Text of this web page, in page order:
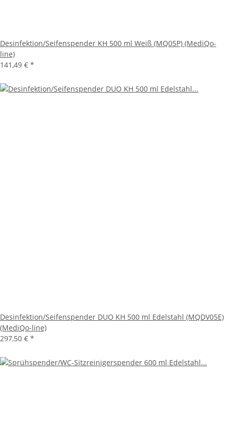
Desinfektion/Seifenspender KH 500 ml Weiß (MQ05P) (MediQo-
line)
141,49 € *
Desinfektion/Seifenspender DUO KH 500 ml Edelstahl (MQDV05E)
(MediQo-line)
297,50 € *